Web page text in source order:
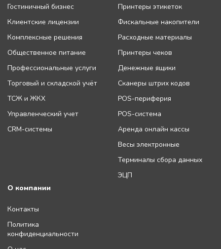
Гостиничный бизнес
Клиентские лицензии
Комплексные решения
Общественное питание
Профессиональные услуги
Торговый и складской учёт
ТСЖ и ЖКХ
Управленческий учет
CRM-системы
Принтеры этикеток
Фискальные накопители
Расходные материалы
Принтеры чеков
Денежные ящики
Сканеры штрих кодов
POS-периферия
POS-система
Аренда онлайн кассы
Весы электронные
Терминалы сбора данных
ЭЦП
О компании
Контакты
Политика
конфиденциальности